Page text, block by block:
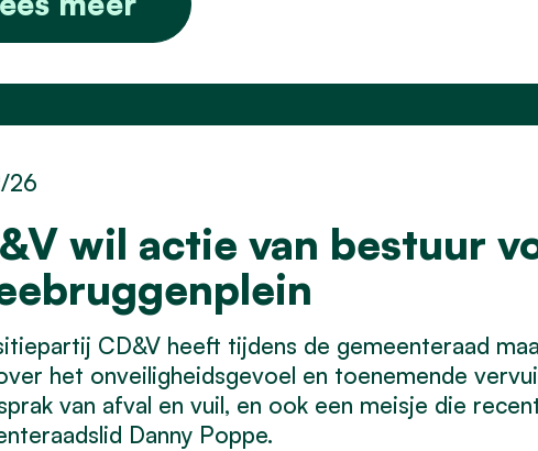
wil actie van bestuur
26
CD&V heeft tijdens de gemeenteraad
het onveiligheidsgevoel en toenemende
van afval en vuil, en ook een meisje die
Danny Poppe.